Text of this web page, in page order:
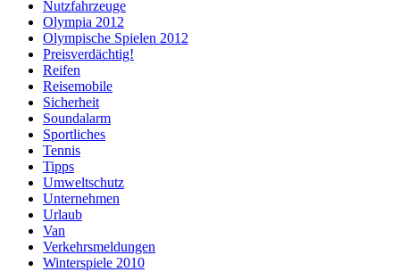
Nutzfahrzeuge
Olympia 2012
Olympische Spielen 2012
Preisverdächtig!
Reifen
Reisemobile
Sicherheit
Soundalarm
Sportliches
Tennis
Tipps
Umweltschutz
Unternehmen
Urlaub
Van
Verkehrsmeldungen
Winterspiele 2010